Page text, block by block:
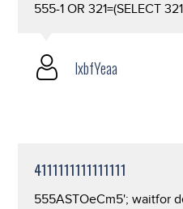
555-1 OR 321=(SELECT
lxbfYeaa
4111111111111111
555ASTOeCm5'; waitfor